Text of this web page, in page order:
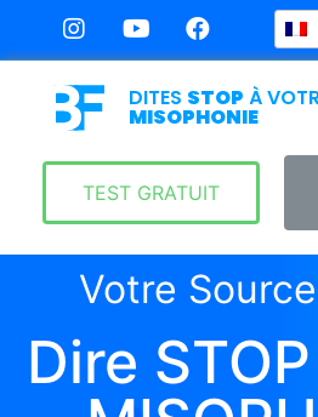
DITES STOP À
MISOPHONIE
TEST GRATUIT
Votre
Dire